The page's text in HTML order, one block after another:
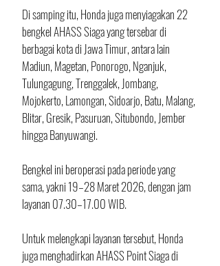
Di samping itu, Honda juga menyiagakan 22
bengkel AHASS Siaga yang tersebar di
berbagai kota di Jawa Timur, antara lain
Madiun, Magetan, Ponorogo, Nganjuk,
Tulungagung, Trenggalek, Jombang,
Mojokerto, Lamongan, Sidoarjo, Batu, Malang,
Blitar, Gresik, Pasuruan, Situbondo, Jember
hingga Banyuwangi.
Bengkel ini beroperasi pada periode yang
sama, yakni 19–28 Maret 2026, dengan jam
layanan 07.30–17.00 WIB.
Untuk melengkapi layanan tersebut, Honda
juga menghadirkan AHASS Point Siaga di